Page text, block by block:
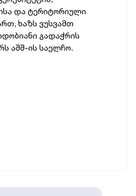
და ტერიტორიული
ხაზს ვუსვამთ
გადაჭრის
აშშ-ის საელჩო.